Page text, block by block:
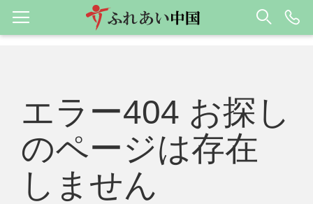
エラー404 お探し
のページは存在
しません